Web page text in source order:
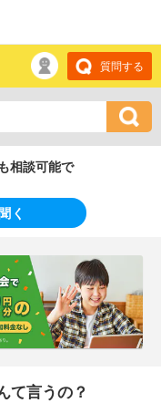
質問する
相談可能で
く
て言うの？